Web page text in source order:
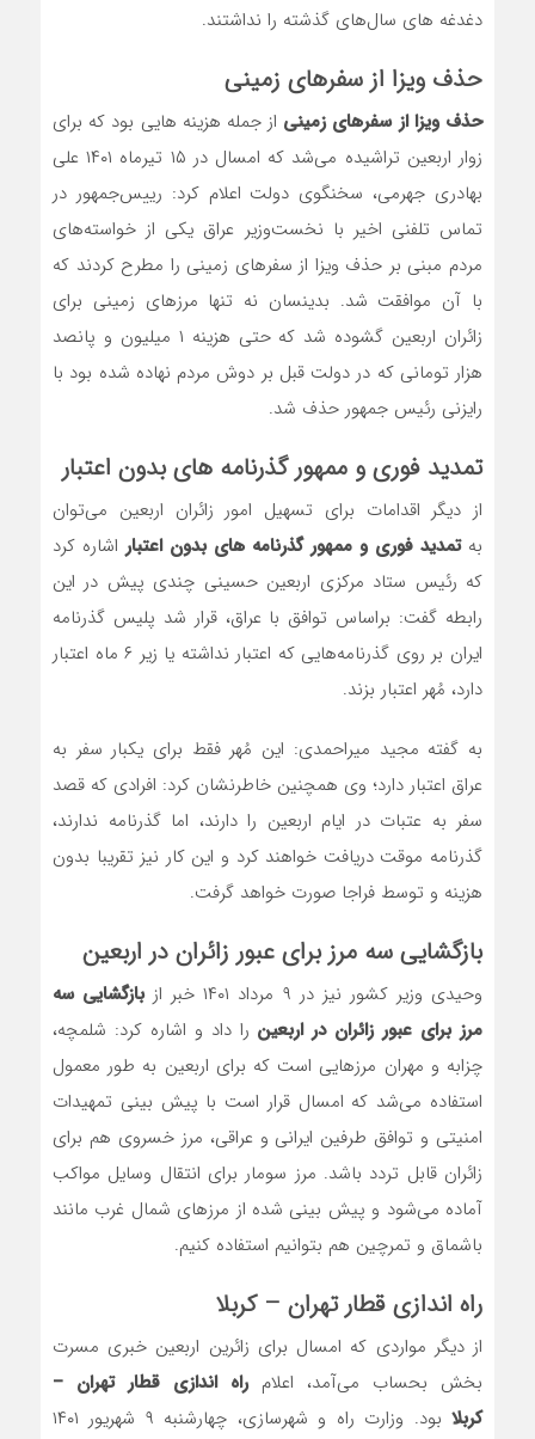
دغدغه های سال‌های گذشته را نداشتند.
حذف ویزا از سفرهای زمینی
حذف ویزا از سفرهای زمینی از جمله هزینه هایی بود که برای
زوار اربعین تراشیده می‌شد که امسال در ۱۵ تیرماه ۱۴۰۱ علی
بهادری جهرمی، سخنگوی دولت اعلام کرد: رییس‌جمهور در
تماس تلفنی اخیر با نخست‌وزیر عراق یکی از خواسته‌های
مردم مبنی بر حذف ویزا از سفرهای زمینی را مطرح کردند که
با آن موافقت شد. بدینسان نه تنها مرزهای زمینی برای
زائران اربعین گشوده شد که حتی هزینه ۱ میلیون و پانصد
هزار تومانی که در دولت قبل بر دوش مردم نهاده شده بود با
رایزنی رئیس جمهور حذف شد.
تمدید فوری و ممهور گذرنامه های بدون اعتبار
از دیگر اقدامات برای تسهیل امور زائران اربعین می‌توان
بهتمدید فوری و ممهور گذرنامه های بدون اعتباراشاره کرد
که رئیس ستاد مرکزی اربعین حسینی چندی پیش در این
رابطه گفت: براساس توافق با عراق، قرار شد پلیس گذرنامه
ایران بر روی گذرنامه‌هایی که اعتبار نداشته یا زیر ۶ ماه اعتبار
دارد، مُهر اعتبار بزند.
به گفته مجید میراحمدی: این مُهر فقط برای یکبار سفر به
عراق اعتبار دارد؛ وی همچنین خاطرنشان کرد: افرادی که قصد
سفر به عتبات در ایام اربعین را دارند، اما گذرنامه ندارند،
گذرنامه موقت دریافت خواهند کرد و این کار نیز تقریبا بدون
هزینه و توسط فراجا صورت خواهد گرفت.
بازگشایی سه مرز برای عبور زائران در اربعین
وحیدی وزیر کشور نیز در ۹ مرداد ۱۴۰۱ خبر از
بازگشایی سه
مرز برای عبور زائران در اربعین را داد و اشاره کرد: شلمچه،
چزابه و مهران مرزهایی است که برای اربعین به طور معمول
استفاده می‌شد که امسال قرار است با پیش بینی تمهیدات
امنیتی و توافق طرفین ایرانی و عراقی، مرز خسروی هم برای
زائران قابل تردد باشد. مرز سومار برای انتقال وسایل مواکب
آماده می‌شود و پیش بینی شده از مرزهای شمال غرب مانند
باشماق و تمرچین هم بتوانیم استفاده کنیم.
راه اندازی قطار تهران – کربلا
از دیگر مواردی که امسال برای زائرین اربعین خبری مسرت
بخش بحساب می‌آمد، اعلامراه اندازی قطار تهران –
کربلا
بود. وزارت راه و شهرسازی، چهارشنبه ۹ شهریور ۱۴۰۱